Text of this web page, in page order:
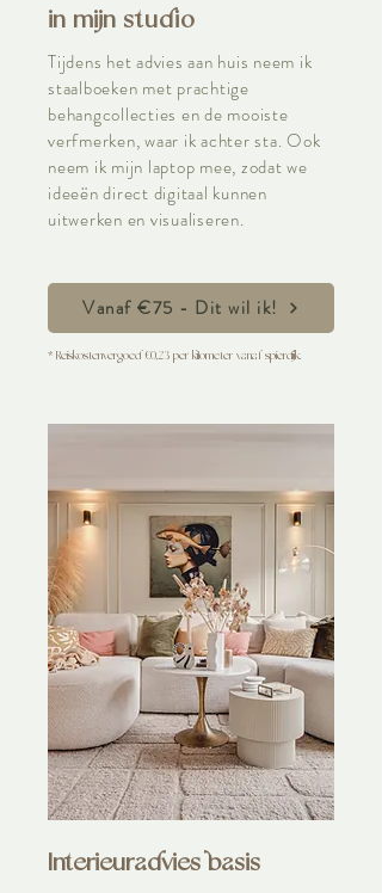
in mijn studio
Tijdens het advies aan huis neem ik
staalboeken met prachtige
behangcollecties en de mooiste
verfmerken, waar ik achter sta. Ook
neem ik mijn laptop mee, zodat we
ideeën direct digitaal kunnen
uitwerken en visualiseren.
Vanaf €75 - Dit wil ik!
* Reiskostenvergoed €0,23 per kilometer vanaf spierdijk.
Interieuradvies basis